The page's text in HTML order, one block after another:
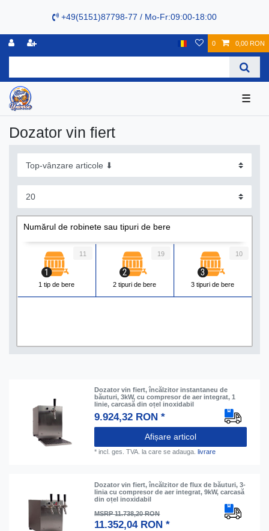
+49(5151)87798-77 / Mo-Fr:09:00-18:00
0 0,00 RON
☰
Dozator vin fiert
Numărul de robinete sau tipuri de bere
1 tip de bere
11
2 tipuri de bere
19
3 tipuri de bere
10
Dozator vin fiert, încălzitor instantaneu de
băuturi, 3kW, cu compresor de aer integrat, 1
linie, carcasă din oțel inoxidabil
9.924,32 RON *
Afișare articol
*incl. ges. TVA. la care se adauga. livrare
Dozator vin fiert, încălzitor de flux de băuturi, 3-
linia cu compresor de aer integrat, 9kW, carcasă
din oțel inoxidabil
MSRP 11.738,20 RON
11.352,04 RON *